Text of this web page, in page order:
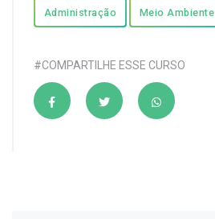
Administração Meio Ambiente
#COMPARTILHE ESSE CURSO